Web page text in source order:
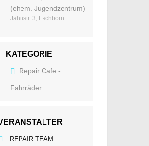
(ehem. Jugendzentrum)
Jahnstr. 3, Eschborn
KATEGORIE
Repair Cafe -
Fahrräder
REPAIR TEAM